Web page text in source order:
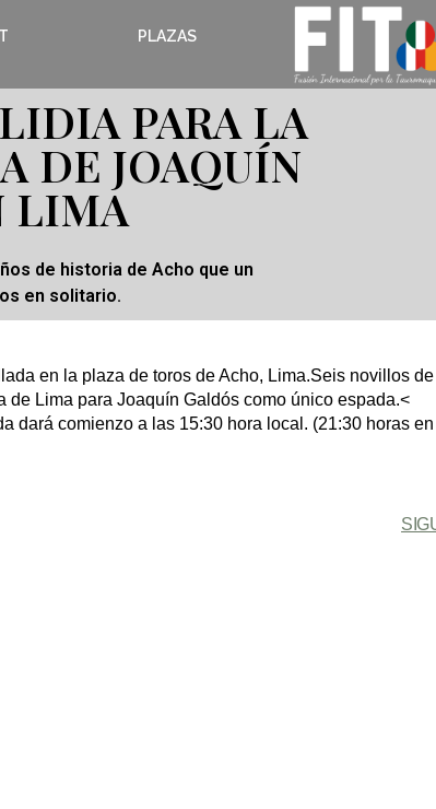
PLAZAS
PARA LA
DE JOAQUÍN
LIMA
de historia de Acho que un
en solitario.
en la plaza de toros de Acho, Lima.Seis novillos de
de Lima para Joaquín Galdós como único espada.<
dará comienzo a las 15:30 hora local. (21:30 horas en